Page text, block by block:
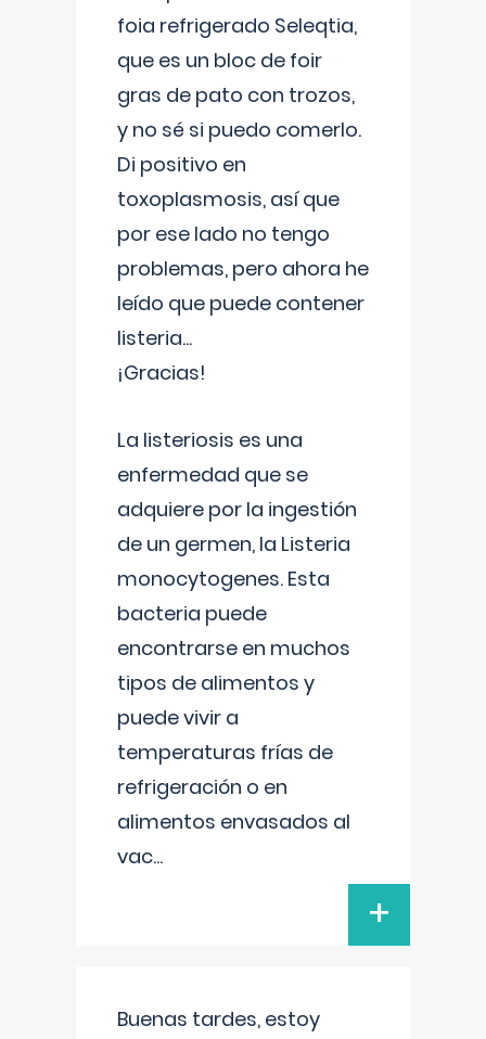
foia refrigerado Seleqtia,
que es un bloc de foir
gras de pato con trozos,
y no sé si puedo comerlo.
Di positivo en
toxoplasmosis, así que
por ese lado no tengo
problemas, pero ahora he
leído que puede contener
listeria...
¡Gracias!
La listeriosis es una
enfermedad que se
adquiere por la ingestión
de un germen, la Listeria
monocytogenes. Esta
bacteria puede
encontrarse en muchos
tipos de alimentos y
puede vivir a
temperaturas frías de
refrigeración o en
alimentos envasados al
vac...
+
Buenas tardes, estoy